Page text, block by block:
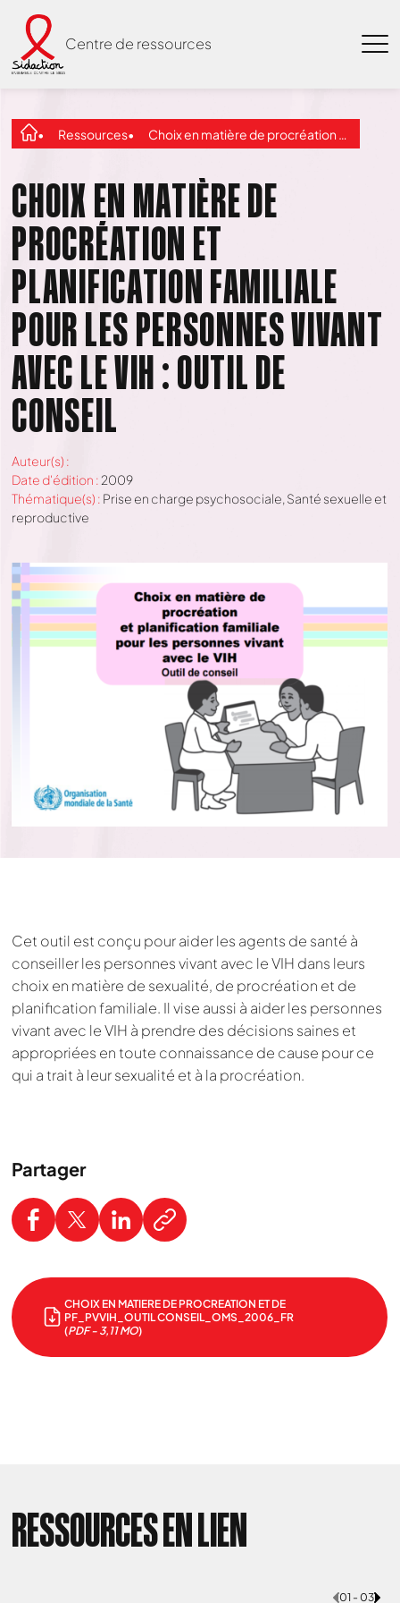
Centre de ressources
Ressources Choix en matière de procréation et planification familiale pour les personnes vivant avec le VIH : outil de conseil
CHOIX EN MATIÈRE DE
PROCRÉATION ET
PLANIFICATION FAMILIALE
POUR LES PERSONNES VIVANT
AVEC LE VIH : OUTIL DE
CONSEIL
Auteur(s) :
Date d'édition : 2009
Thématique(s) : Prise en charge psychosociale, Santé sexuelle et
reproductive
Cet outil est conçu pour aider les agents de santé à
conseiller les personnes vivant avec le VIH dans leurs
choix en matière de sexualité, de procréation et de
planification familiale. Il vise aussi à aider les personnes
vivant avec le VIH à prendre des décisions saines et
appropriées en toute connaissance de cause pour ce
qui a trait à leur sexualité et à la procréation.
Partager
CHOIX EN MATIERE DE PROCREATION ET DE
PF_PVVIH_OUTIL CONSEIL_OMS_2006_FR
(PDF - 3,11 MO)
RESSOURCES EN LIEN
01 - 03